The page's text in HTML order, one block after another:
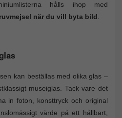
hålls ihop med
när du vill byta bild.
kan beställas med olika glas –
museiglas. Tack vare det
in foton, konsttryck och original
värde på ett hållbart,